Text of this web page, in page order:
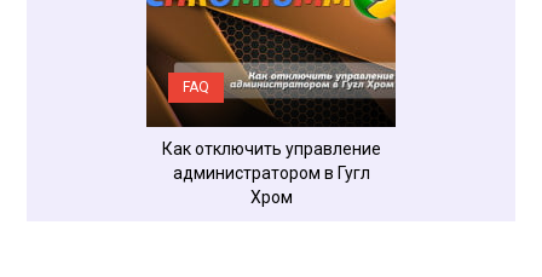
FAQ
Как отключить управление
администратором в Гугл
Хром